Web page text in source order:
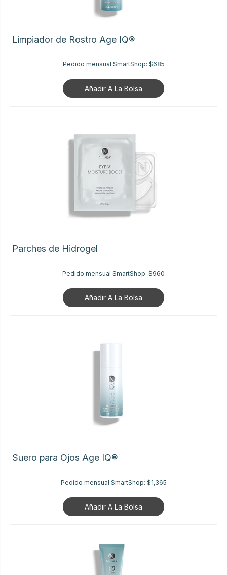
Limpiador de Rostro Age IQ®
Pedido mensual SmartShop: $685
Añadir A La Bolsa
Parches de Hidrogel
Pedido mensual SmartShop: $960
Añadir A La Bolsa
Suero para Ojos Age IQ®
Pedido mensual SmartShop: $1,365
Añadir A La Bolsa